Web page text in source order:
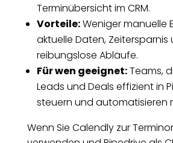
Terminübersicht im CRM.
Vorteile:Weniger manuelle
aktuelle Daten, Zeitersparnis
reibungslose Abläufe.
Für wen geeignet:Teams,
Leads und Deals effizient in
steuern und automatisieren
Wenn Sie Calendly zur